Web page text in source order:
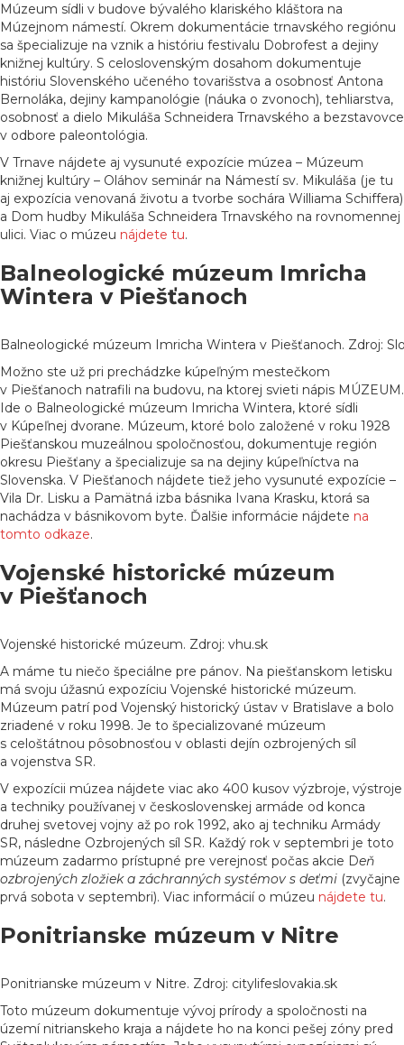
Múzeum sídli v budove bývalého klariského kláštora na
Múzejnom námestí. Okrem dokumentácie trnavského regiónu
sa špecializuje na vznik a históriu festivalu Dobrofest a dejiny
knižnej kultúry. S celoslovenským dosahom dokumentuje
históriu Slovenského učeného tovarišstva a osobnosť Antona
Bernoláka, dejiny kampanológie (náuka o zvonoch), tehliarstva,
osobnosť a dielo Mikuláša Schneidera Trnavského a bezstavovce
v odbore paleontológia.
V Trnave nájdete aj vysunuté expozície múzea – Múzeum
knižnej kultúry – Oláhov seminár na Námestí sv. Mikuláša (je tu
aj expozícia venovaná životu a tvorbe sochára Williama Schiffera)
a Dom hudby Mikuláša Schneidera Trnavského na rovnomennej
ulici. Viac o múzeu nájdete tu.
Balneologické múzeum Imricha
Wintera v Piešťanoch
Balneologické múzeum Imricha Wintera v Piešťanoch. Zdroj:
Možno ste už pri prechádzke kúpeľným mestečkom
v Piešťanoch natrafili na budovu, na ktorej svieti nápis MÚZEUM.
Ide o Balneologické múzeum Imricha Wintera, ktoré sídli
v Kúpeľnej dvorane. Múzeum, ktoré bolo založené v roku 1928
Piešťanskou muzeálnou spoločnosťou, dokumentuje región
okresu Piešťany a špecializuje sa na dejiny kúpeľníctva na
Slovenska. V Piešťanoch nájdete tiež jeho vysunuté expozície –
Vila Dr. Lisku a Pamätná izba básnika Ivana Krasku, ktorá sa
nachádza v básnikovom byte. Ďalšie informácie nájdete na
tomto odkaze.
Vojenské historické múzeum
v Piešťanoch
Vojenské historické múzeum. Zdroj: vhu.sk
A máme tu niečo špeciálne pre pánov. Na piešťanskom letisku
má svoju úžasnú expozíciu Vojenské historické múzeum.
Múzeum patrí pod Vojenský historický ústav v Bratislave a bolo
zriadené v roku 1998. Je to špecializované múzeum
s celoštátnou pôsobnosťou v oblasti dejín ozbrojených síl
a vojenstva SR.
V expozícii múzea nájdete viac ako 400 kusov výzbroje, výstroje
a techniky používanej v československej armáde od konca
druhej svetovej vojny až po rok 1992, ako aj techniku Armády
SR, následne Ozbrojených síl SR. Každý rok v septembri je toto
múzeum zadarmo prístupné pre verejnosť počas akcie Deň
ozbrojených zložiek a záchranných systémov s deťmi (zvyčajne
prvá sobota v septembri). Viac informácií o múzeu nájdete tu.
Ponitrianske múzeum v Nitre
Ponitrianske múzeum v Nitre. Zdroj: citylifeslovakia.sk
Toto múzeum dokumentuje vývoj prírody a spoločnosti na
území nitrianskeho kraja a nájdete ho na konci pešej zóny pred